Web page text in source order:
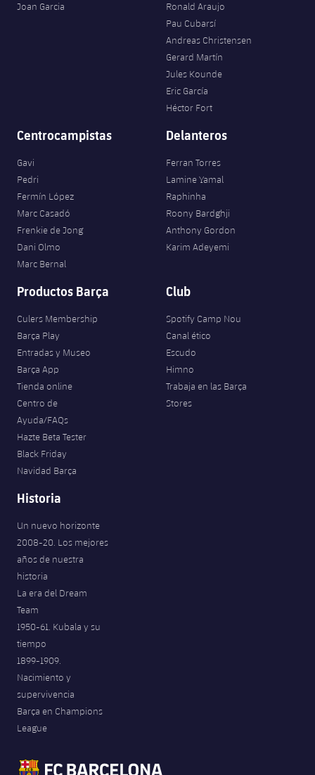
Joan Garcia
Ronald Araujo
Pau Cubarsí
Andreas Christensen
Gerard Martín
Jules Kounde
Eric García
Héctor Fort
Centrocampistas
Gavi
Pedri
Fermín López
Marc Casadó
Frenkie de Jong
Dani Olmo
Marc Bernal
Delanteros
Ferran Torres
Lamine Yamal
Raphinha
Roony Bardghji
Anthony Gordon
Karim Adeyemi
Productos Barça
Culers Membership
Barça Play
Entradas y Museo
Barça App
Tienda online
Centro de
Ayuda/FAQs
Hazte Beta Tester
Black Friday
Navidad Barça
Club
Spotify Camp Nou
Canal ético
Escudo
Himno
Trabaja en las Barça
Stores
Historia
Un nuevo horizonte
2008-20. Los mejores
años de nuestra
historia
La era del Dream
Team
1950-61. Kubala y su
tiempo
1899-1909.
Nacimiento y
supervivencia
Barça en Champions
League